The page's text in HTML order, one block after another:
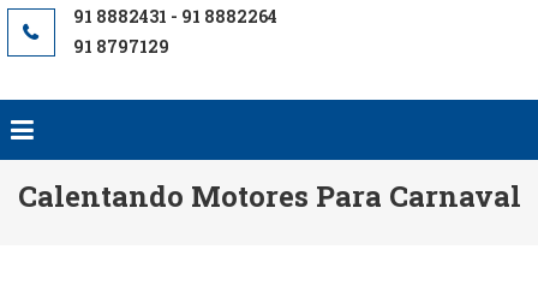
91 8797129
Calentando Motores Para Carnaval